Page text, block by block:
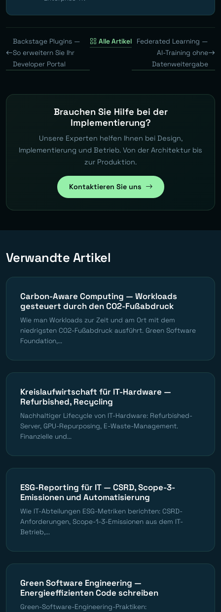
Backstage Plugins —
So erweitern Sie Ihr
Developer Portal
Alle Artikel
Federated Learning —
AI-Training ohne
Datenweitergabe
Brauchen Sie Hilfe bei der
Implementierung?
Unsere Experten helfen Ihnen bei Design,
Implementierung und Betrieb. Von der Architektur bis
zur Produktion.
Kontaktieren Sie uns
Verwandte Artikel
Carbon-Aware Computing — Workloads
gesteuert durch den CO2-Fußabdruck
Wie man Workloads zur Zeit und am Ort mit dem
niedrigsten CO2-Fußabdruck ausführt. Green Software
Foundation,...
Kreislaufwirtschaft für IT-Hardware —
Refurbished, Recycling
Nachhaltiger Lifecycle von IT-Hardware: Refurbished-
Server, GPU-Repurposing, E-Waste-Management.
Finanzielle und...
ESG-Reporting für IT — CSRD, Scope-3-
Emissionen und Automatisierung
Wie IT-Abteilungen ESG-Metriken berichten: CSRD-
Anforderungen, Scope-1-3-Emissionen aus dem IT-
Betrieb,...
Green Software Engineering —
Energieeffizienten Code schreiben
Green-Software-Engineering-Praktiken: